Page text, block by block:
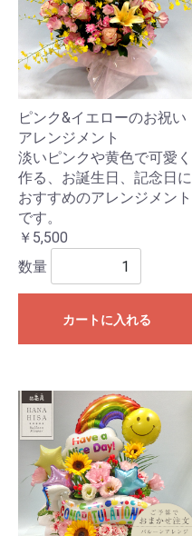
ピンク&イエローのお祝い
アレンジメント
淡いピンクや黄色で可愛く
作る、お誕生日、記念日に
おすすめのアレンジメント
です。
￥5,500
数量
カートに入れる